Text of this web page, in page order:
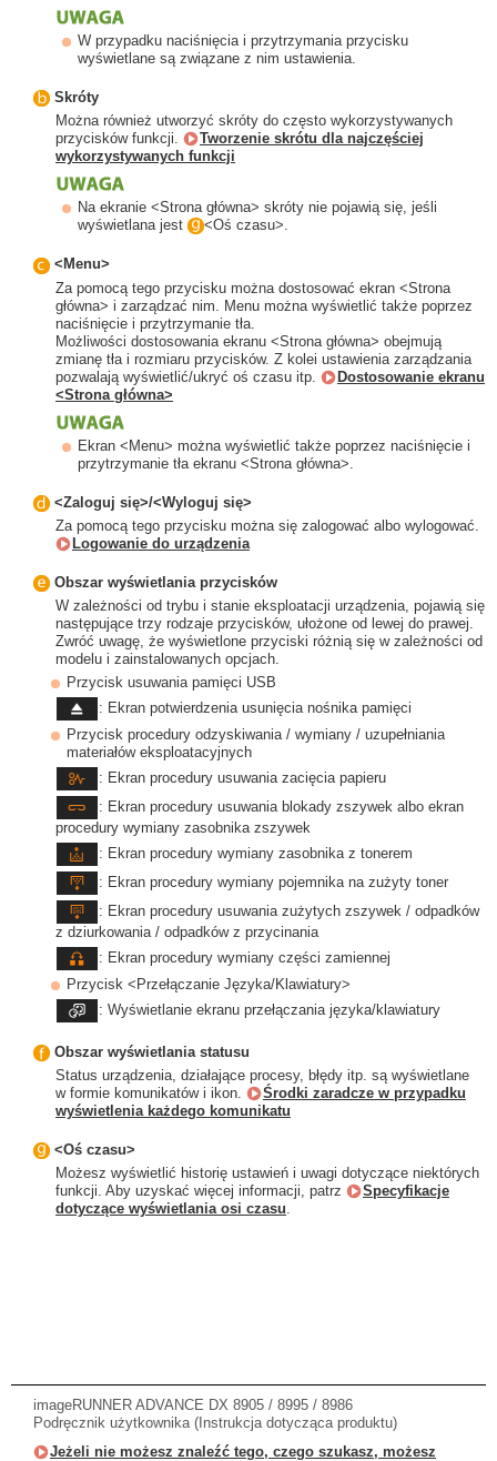
W przypadku naciśnięcia i przytrzymania przycisku
wyświetlane są związane z nim ustawienia.
Skróty
Można również utworzyć skróty do często wykorzystywanych
przycisków funkcji.
Tworzenie skrótu dla najczęściej
wykorzystywanych funkcji
Na ekranie <Strona główna> skróty nie pojawią się, jeśli
wyświetlana jest
<Oś czasu>.
<Menu>
Za pomocą tego przycisku można dostosować ekran <Strona
główna> i zarządzać nim. Menu można wyświetlić także poprzez
naciśnięcie i przytrzymanie tła.
Możliwości dostosowania ekranu <Strona główna> obejmują
zmianę tła i rozmiaru przycisków. Z kolei ustawienia zarządzania
pozwalają wyświetlić/ukryć oś czasu itp.
Dostosowanie ekranu
<Strona główna>
Ekran <Menu> można wyświetlić także poprzez naciśnięcie i
przytrzymanie tła ekranu <Strona główna>.
<Zaloguj się>/<Wyloguj się>
Za pomocą tego przycisku można się zalogować albo wylogować.
Logowanie do urządzenia
Obszar wyświetlania przycisków
W zależności od trybu i stanie eksploatacji urządzenia, pojawią się
następujące trzy rodzaje przycisków, ułożone od lewej do prawej.
Zwróć uwagę, że wyświetlone przyciski różnią się w zależności od
modelu i zainstalowanych opcjach.
Przycisk usuwania pamięci USB
: Ekran potwierdzenia usunięcia nośnika pamięci
Przycisk procedury odzyskiwania / wymiany / uzupełniania
materiałów eksploatacyjnych
: Ekran procedury usuwania zacięcia papieru
: Ekran procedury usuwania blokady zszywek albo ekran
procedury wymiany zasobnika zszywek
: Ekran procedury wymiany zasobnika z tonerem
: Ekran procedury wymiany pojemnika na zużyty toner
: Ekran procedury usuwania zużytych zszywek / odpadków
z dziurkowania / odpadków z przycinania
: Ekran procedury wymiany części zamiennej
Przycisk <Przełączanie Języka/Klawiatury>
: Wyświetlanie ekranu przełączania języka/klawiatury
Obszar wyświetlania statusu
Status urządzenia, działające procesy, błędy itp. są wyświetlane
w formie komunikatów i ikon.
Środki zaradcze w przypadku
wyświetlenia każdego komunikatu
<Oś czasu>
Możesz wyświetlić historię ustawień i uwagi dotyczące niektórych
funkcji. Aby uzyskać więcej informacji, patrz
Specyfikacje
dotyczące wyświetlania osi czasu.
imageRUNNER ADVANCE DX 8905 / 8995 / 8986
Podręcznik użytkownika (Instrukcja dotycząca produktu)
Jeżeli nie możesz znaleźć tego, czego szukasz, możesz